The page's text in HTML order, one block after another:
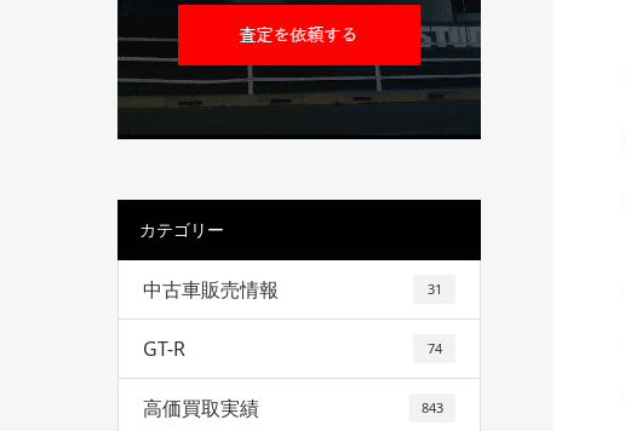
カテゴリー
中古車販売情報 31
GT-R 74
高価買取実績 843